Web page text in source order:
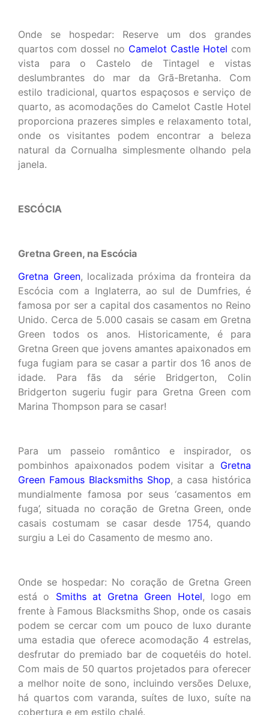
Onde se hospedar: Reserve um dos grandes
quartos com dossel no Camelot Castle Hotel com
vista para o Castelo de Tintagel e vistas
deslumbrantes do mar da Grã-Bretanha. Com
estilo tradicional, quartos espaçosos e serviço de
quarto, as acomodações do Camelot Castle Hotel
proporciona prazeres simples e relaxamento total,
onde os visitantes podem encontrar a beleza
natural da Cornualha simplesmente olhando pela
janela.
ESCÓCIA
Gretna Green, na Escócia
Gretna Green, localizada próxima da fronteira da
Escócia com a Inglaterra, ao sul de Dumfries, é
famosa por ser a capital dos casamentos no Reino
Unido. Cerca de 5.000 casais se casam em Gretna
Green todos os anos. Historicamente, é para
Gretna Green que jovens amantes apaixonados em
fuga fugiam para se casar a partir dos 16 anos de
idade. Para fãs da série Bridgerton, Colin
Bridgerton sugeriu fugir para Gretna Green com
Marina Thompson para se casar!
Para um passeio romântico e inspirador, os
pombinhos apaixonados podem visitar a Gretna
Green Famous Blacksmiths Shop, a casa histórica
mundialmente famosa por seus ‘casamentos em
fuga’, situada no coração de Gretna Green, onde
casais costumam se casar desde 1754, quando
surgiu a Lei do Casamento de mesmo ano.
Onde se hospedar: No coração de Gretna Green
está o Smiths at Gretna Green Hotel, logo em
frente à Famous Blacksmiths Shop, onde os casais
podem se cercar com um pouco de luxo durante
uma estadia que oferece acomodação 4 estrelas,
desfrutar do premiado bar de coquetéis do hotel.
Com mais de 50 quartos projetados para oferecer
a melhor noite de sono, incluindo versões Deluxe,
há quartos com varanda, suítes de luxo, suíte na
cobertura e em estilo chalé.